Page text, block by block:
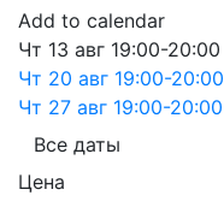
Add to calendar
Чт 13 авг 19:00-20:00
Чт 20 авг 19:00-20:00
Чт 27 авг 19:00-20:00
Все даты
Цена